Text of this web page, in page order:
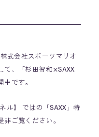
式会社スポーツマリオ
て、「杉田智和×SAXX
中です。
ル】 ではの「SAXX」特
非ご覧ください。